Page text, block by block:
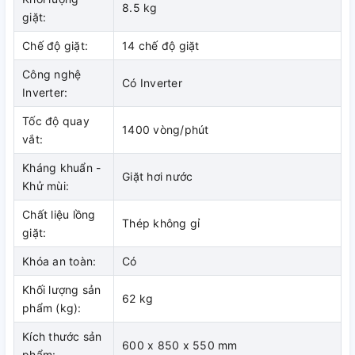
giặt hay khi bạn có nhu cầu sử dụng lại bộ đồ đó trong
khoảng thời gian ngắn.
Kích thước lồng giặt tăng, giữ
nguyên diện tích máy giặt
Quần áo bền hơn nhờ công nghệ AI
giặt:
8.5 kg
Chế độ giặt: 14 chế độ giặt
Công nghệ
Inverter:
Có Inverter
Tốc độ quay
vắt:
1400 vòng/phút
Kháng khuẩn -
Khử mùi:
Giặt hơi nước
Chất liệu lồng
giặt:
Thép không gỉ
Khóa an toàn: Có
Khối lượng sản
phẩm (kg):
62 kg
Kích thước sản
600 x 850 x 550 mm